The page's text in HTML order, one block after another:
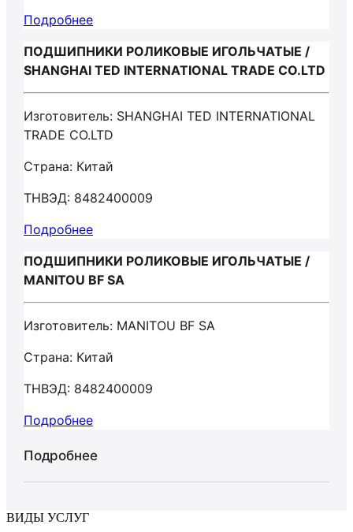
Подробнее
ПОДШИПНИКИ РОЛИКОВЫЕ ИГОЛЬЧАТЫЕ /
SHANGHAI TED INTERNATIONAL TRADE CO.LTD
Изготовитель: SHANGHAI TED INTERNATIONAL
TRADE CO.LTD
Страна: Китай
ТНВЭД: 8482400009
Подробнее
ПОДШИПНИКИ РОЛИКОВЫЕ ИГОЛЬЧАТЫЕ /
MANITOU BF SA
Изготовитель: MANITOU BF SA
Страна: Китай
ТНВЭД: 8482400009
Подробнее
Подробнее
ВИДЫ УСЛУГ